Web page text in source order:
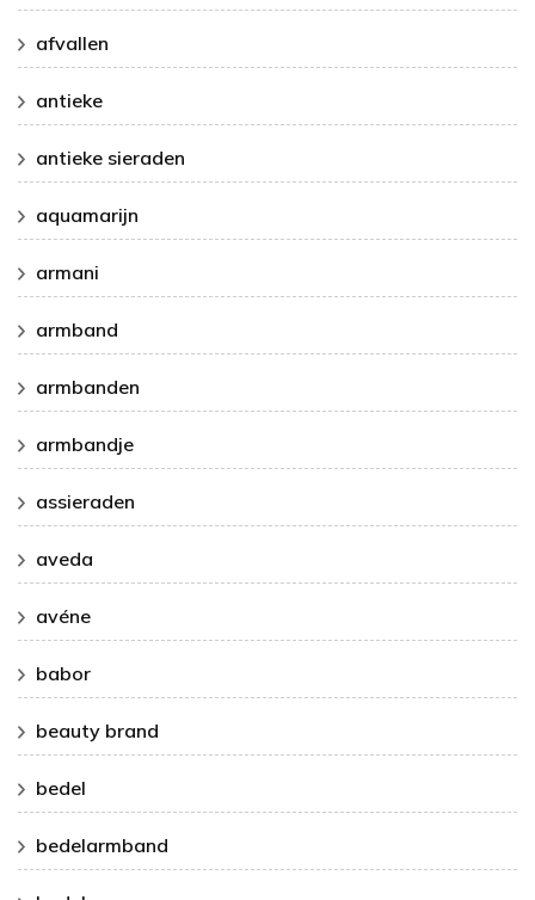
afvallen
antieke
antieke sieraden
aquamarijn
armani
armband
armbanden
armbandje
assieraden
aveda
avéne
babor
beauty brand
bedel
bedelarmband